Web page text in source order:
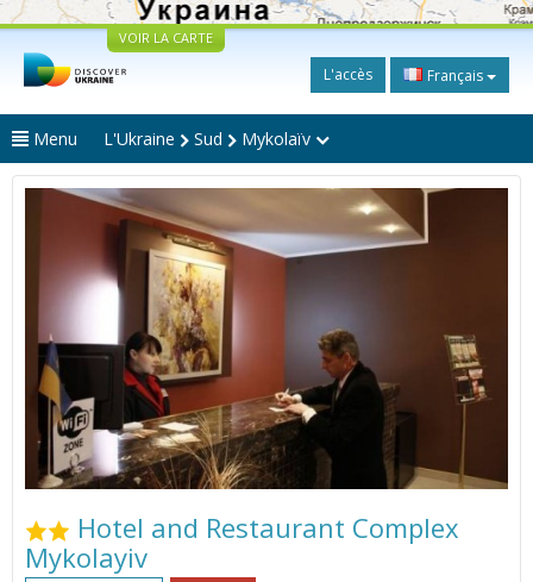
VOIR LA CARTE
L'accès Français
Menu L'Ukraine Sud Mykolaïv
Hotel and Restaurant Complex
Mykolayiv